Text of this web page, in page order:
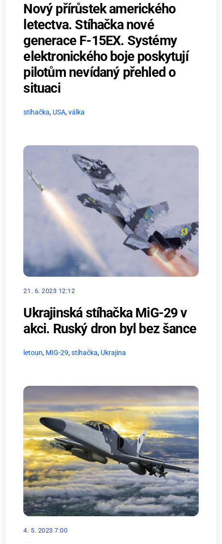
Nový přírůstek amerického
letectva. Stíhačka nové
generace F-15EX. Systémy
elektronického boje poskytují
pilotům nevídaný přehled o
situaci
stíhačka, USA,válka
21. 6. 2023 12:12
Ukrajinská stíhačka MiG-29 v
akci. Ruský dron byl bez šance
letoun, MIG-29,stíhačka, Ukrajina
4. 5. 2023 7:00